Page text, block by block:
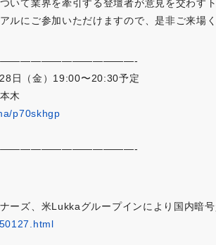
いて業界を牽引する登壇者が意見を交わす
ルにご参加いただけますので、是非ご来場く
日（金）19:00〜20:30予定
木
p70skhgp
ーズ、米Lukkaグループインにより国内暗